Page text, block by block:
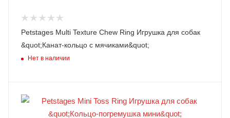
Petstages Multi Texture Chew Ring Игрушка для собак
&quot;Канат-кольцо с мячиками&quot;
Нет в наличии